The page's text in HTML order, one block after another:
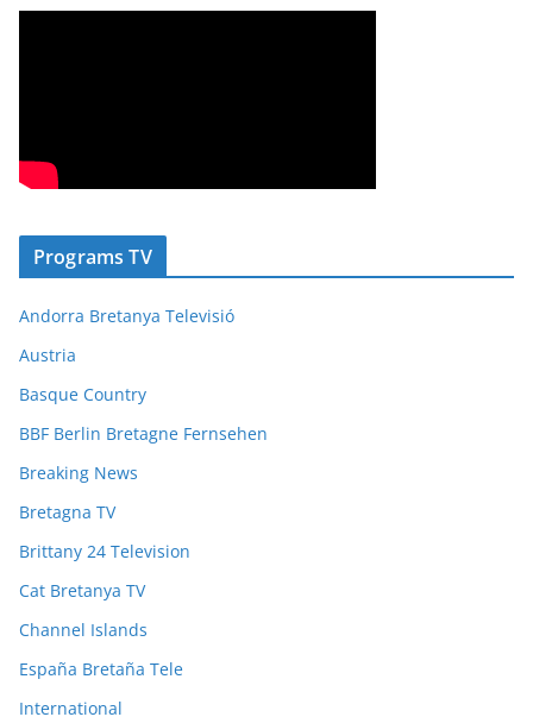
Programs TV
Andorra Bretanya Televisió
Austria
Basque Country
BBF Berlin Bretagne Fernsehen
Breaking News
Bretagna TV
Brittany 24 Television
Cat Bretanya TV
Channel Islands
España Bretaña Tele
International